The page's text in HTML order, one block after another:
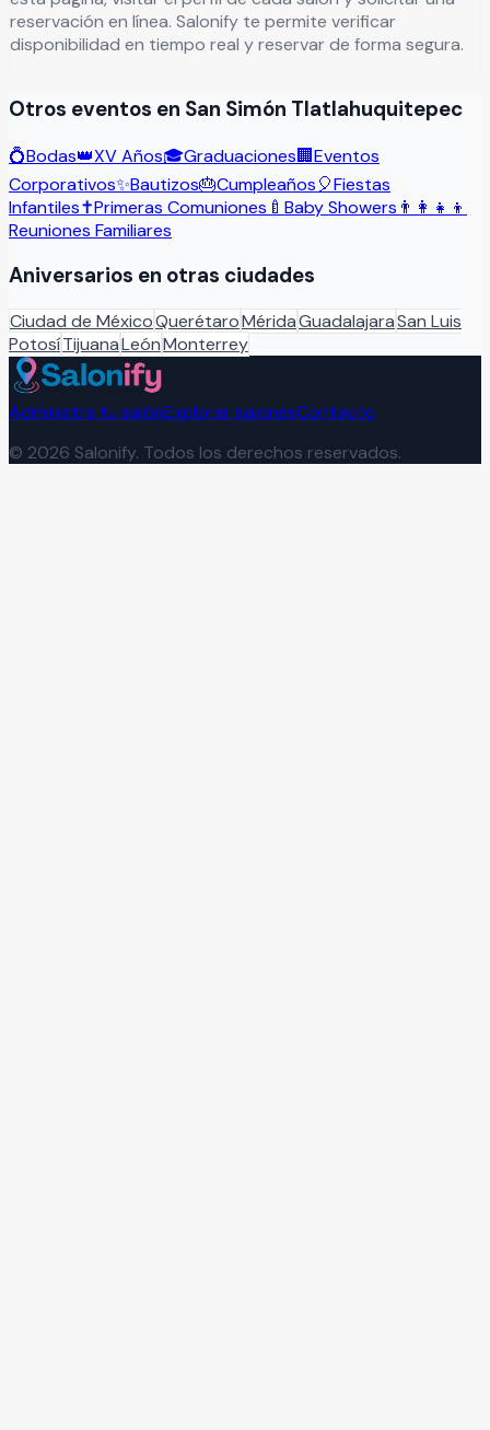
reservación en línea. Salonify te permite verificar
disponibilidad en tiempo real y reservar de forma segura.
Otros eventos en San Simón Tlatlahuquitepec
💍Bodas👑XV Años🎓Graduaciones🏢Eventos
Corporativos✨Bautizos🎂Cumpleaños🎈Fiestas
Infantiles✝️Primeras Comuniones 🍼 Baby Showers 👨‍👩‍👧‍👦
Reuniones Familiares
Aniversarios en otras ciudades
Ciudad de MéxicoQuerétaroMéridaGuadalajaraSan Luis
PotosíTijuanaLeónMonterrey
Administra tu salónExplorar salonesContacto
© 2026 Salonify. Todos los derechos reservados.